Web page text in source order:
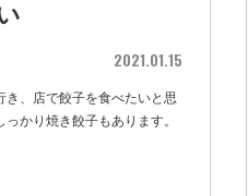
2021.01.15
、店で餃子を食べたいと思
かり焼き餃子もあります。